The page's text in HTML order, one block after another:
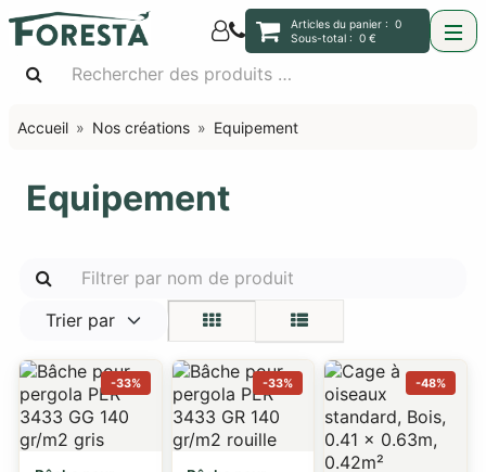
Articles du panier :0
Sous-total :0 €
Accueil Nos créations Equipement
Equipement
Trier par
-33% -33% -48%